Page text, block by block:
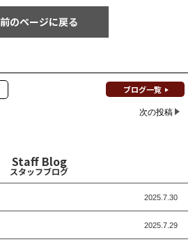
前のページに戻る
ブログ一覧
次の投稿
Staff Blog
スタッフブログ
2025.7.30
2025.7.29